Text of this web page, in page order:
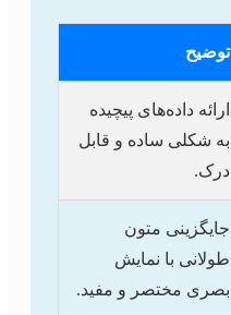
توضیح
ارائه داده‌های پیچیده
به شکلی ساده و قابل
درک.
جایگزینی متون
طولانی با نمایش
بصری مختصر و مفید.